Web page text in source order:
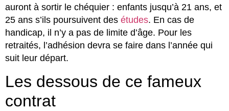
auront à sortir le chéquier : enfants jusqu’à 21 ans, et
25 ans s’ils poursuivent des études. En cas de
handicap, il n’y a pas de limite d’âge. Pour les
retraités, l’adhésion devra se faire dans l’année qui
suit leur départ.
Les dessous de ce fameux
contrat